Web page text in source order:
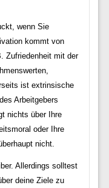
wenn Sie
kommt von
Zufriedenheit mit der
ist extrinsische
Arbeitgebers
nichts über Ihre
oder Ihre
nicht.
Allerdings solltest
deine Ziele zu